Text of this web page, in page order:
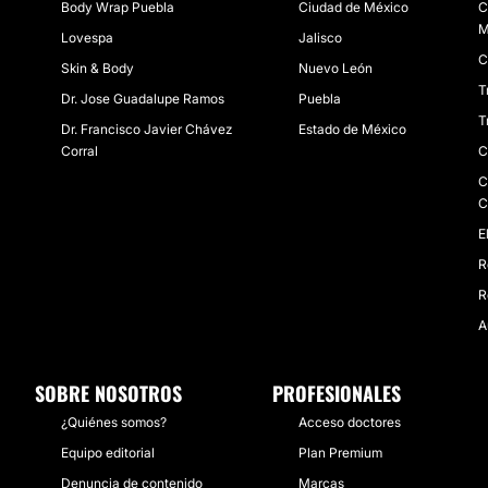
Body Wrap Puebla
Lovespa
Skin & Body
Dr. Jose Guadalupe Ramos
Dr. Francisco Javier Chávez
Corral
Ciudad de México
Jalisco
Nuevo León
Puebla
Estado de México
SOBRE NOSOTROS
¿Quiénes somos?
Equipo editorial
Denuncia de contenido
PROFESIONALES
Acceso doctores
Plan Premium
Marcas